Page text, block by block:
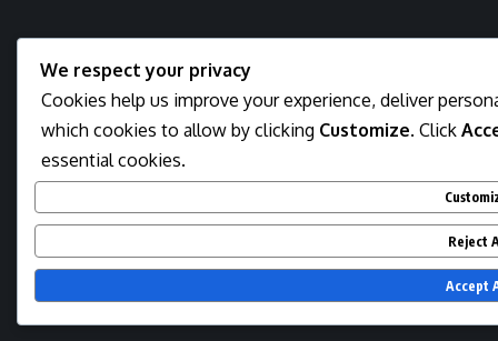
We respect your privacy
Cookies help us improve your experience, deliver
which cookies to allow by clicking Customize. Click
essential cookies.
Reject
Accept